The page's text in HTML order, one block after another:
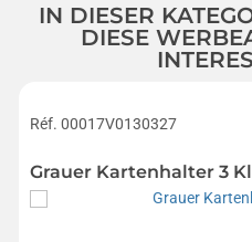
IN DIESER
DIESE
Réf. 00017V0130327
Grauer Kartenhalter 3